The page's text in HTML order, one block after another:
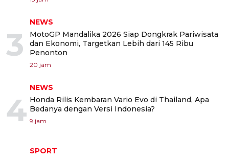
3
NEWS
MotoGP Mandalika 2026 Siap Dongkrak Pariwisata
dan Ekonomi, Targetkan Lebih dari 145 Ribu
Penonton
20 jam
4
NEWS
Honda Rilis Kembaran Vario Evo di Thailand, Apa
Bedanya dengan Versi Indonesia?
9 jam
SPORT